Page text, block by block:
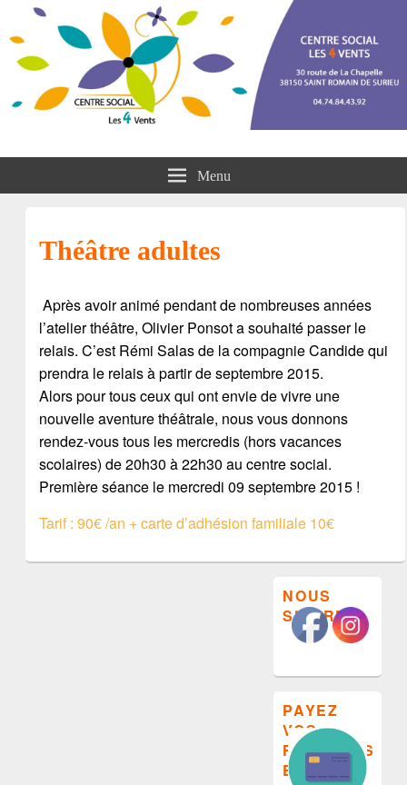
Centre social les 4 vents
Menu
Théâtre adultes
Après avoir animé pendant de nombreuses années
l’atelier théâtre, Olivier Ponsot a souhaité passer le
relais. C’est Rémi Salas de la compagnie Candide qui
prendra le relais à partir de septembre 2015.
Alors pour tous ceux qui ont envie de vivre une
nouvelle aventure théâtrale, nous vous donnons
rendez-vous tous les mercredis (hors vacances
scolaires) de 20h30 à 22h30 au centre social.
Première séance le mercredi 09 septembre 2015 !
Tarif : 90€ /an + carte d’adhésion familiale 10€
principale
de
widget
barre
NOUS
SUIVRE
PAYEZ
VOS
FACTURES
EN LIGNE